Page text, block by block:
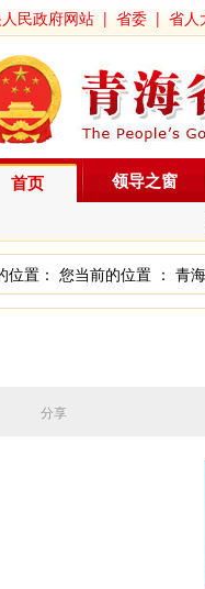
民政府网站 | 省委 | 省人
首页 领导之窗
位置： 您当前的位置 ： 青
分享